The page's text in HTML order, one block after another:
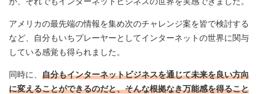
アメリカの最先端の情報を集め次のチャレンジ案を皆で検討する
など、自分もいちプレーヤーとしてインターネットの世界に関与
している感覚も得られました。
同時に、 自分もインターネットビジネスを通じて未来を良い方向
に変えることができるのだと、そんな根拠なき万能感を得ること